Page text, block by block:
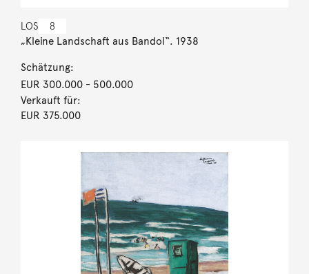
LOS 8
„Kleine Landschaft aus Bandol“. 1938
Schätzung:
EUR 300.000- 500.000
Verkauft für:
EUR 375.000